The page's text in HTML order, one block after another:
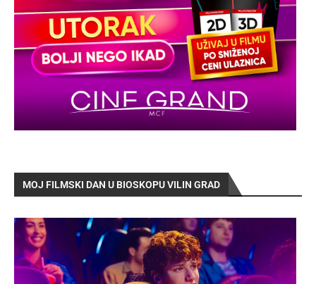
MOJ FILMSKI DAN U BIOSKOPU VILIN GRAD